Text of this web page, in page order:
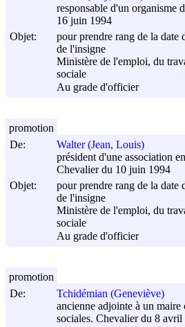
responsable d'un organisme
16 juin 1994
Objet:
pour prendre rang de la date
de l'insigne
Ministère de l'emploi, du
sociale
Au grade d'officier
De:
Walter (Jean, Louis)
président d'une association
Chevalier du 10 juin 1994
Objet:
pour prendre rang de la date
de l'insigne
Ministère de l'emploi, du
sociale
Au grade d'officier
promotion
De:
Tchidémian (Geneviève)
ancienne adjointe à un maire
sociales. Chevalier du 8 avril
promotion